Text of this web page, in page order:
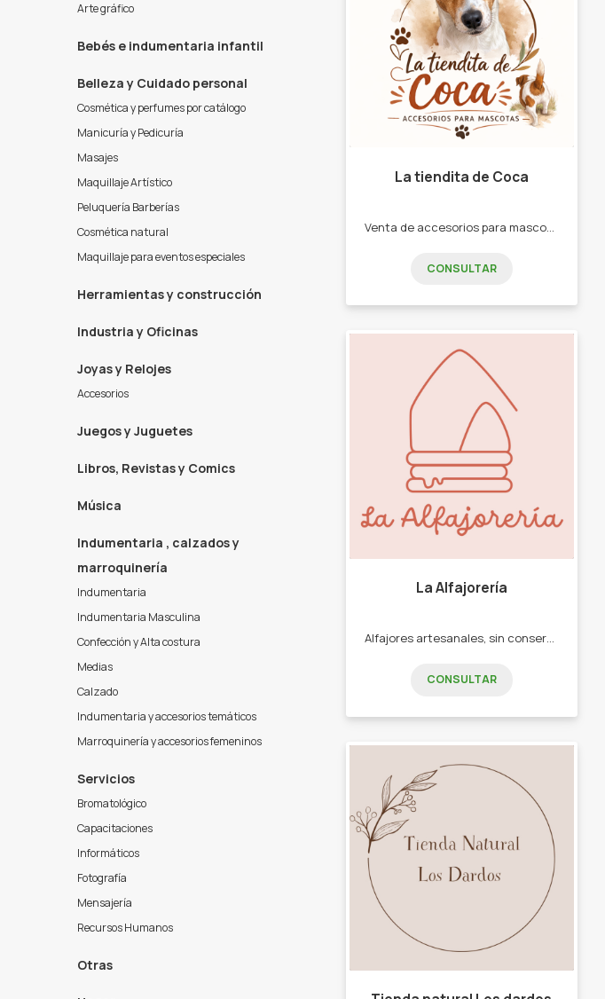
Arte gráfico
Bebés e indumentaria infantil
Belleza y Cuidado personal
Cosmética y perfumes por catálogo
Manicuría y Pedicuría
Masajes
Maquillaje Artístico
Peluquería Barberías
Cosmética natural
Maquillaje para eventos especiales
Herramientas y construcción
Industria y Oficinas
Joyas y Relojes
Accesorios
Juegos y Juguetes
Libros, Revistas y Comics
Música
Indumentaria , calzados y
marroquinería
Indumentaria
Indumentaria Masculina
Confección y Alta costura
Medias
Calzado
Indumentaria y accesorios temáticos
Marroquinería y accesorios femeninos
Servicios
Bromatológico
Capacitaciones
Informáticos
Fotografía
Mensajería
Recursos Humanos
Otras
La tiendita de Coca
Venta de accesorios para mascotas. -Correas. - ropita. -perfume. -juguetes. -snacks. - comederos/bebederos. -bandejas y palitas. -Camas. -cepillos. -rascadores.
CONSULTAR
La Alfajorería
Alfajores artesanales, sin conservantes ni aditivos. Alfajores grandes y mini.
CONSULTAR